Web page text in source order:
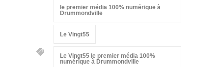
le premier média 100% numérique à
Drummondville
Le Vingt55
Le Vingt55 le premier média 100%
numérique à Drummondville